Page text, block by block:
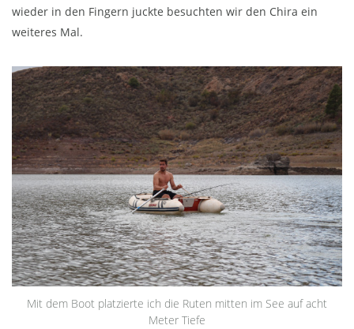
wieder in den Fingern juckte besuchten wir den Chira ein
weiteres Mal.
Mit dem Boot platzierte ich die Ruten mitten im See auf acht
Meter Tiefe